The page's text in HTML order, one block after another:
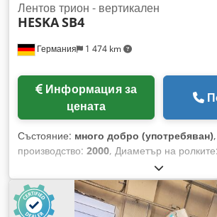
Германия 1 474 km
Лентов трион - вертикален
HESKASB4
Информация за
цената
Състояние: много добро (употребяван)
производство: 2000, Диаметър на
Дълбочина на гърлото: 400 мм Dcjdpfx
Максимална височина на детайла: 280
лентовото острие: 3200 - 3400 мм Маса -
20° Работна повърхност на масата: 600 x